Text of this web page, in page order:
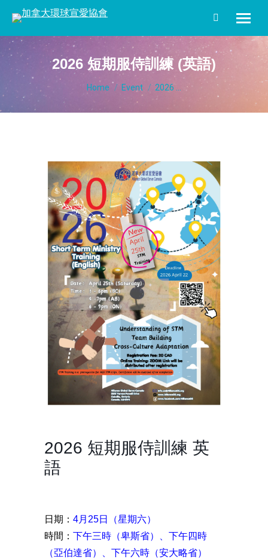
Search:
2026 短期服侍訓練 (英語)
You are here:
Home Event 2026 ...
2026 短期服侍訓練 英
語
日期： 4月25日（星期六）
時間： 下午三時（卑斯省）、下午四時
（亞伯達省）、下午六時（安大略省）